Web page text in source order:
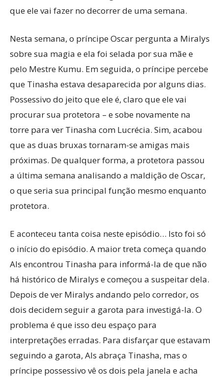
que ele vai fazer no decorrer de uma semana.
Nesta semana, o príncipe Oscar pergunta a Miralys
sobre sua magia e ela foi selada por sua mãe e
pelo Mestre Kumu. Em seguida, o príncipe percebe
que Tinasha estava desaparecida por alguns dias.
Possessivo do jeito que ele é, claro que ele vai
procurar sua protetora – e sobe novamente na
torre para ver Tinasha com Lucrécia. Sim, acabou
que as duas bruxas tornaram-se amigas mais
próximas. De qualquer forma, a protetora passou
a última semana analisando a maldição de Oscar,
o que seria sua principal função mesmo enquanto
protetora.
E aconteceu tanta coisa neste episódio… Isto foi só
o início do episódio. A maior treta começa quando
Als encontrou Tinasha para informá-la de que não
há histórico de Miralys e começou a suspeitar dela.
Depois de ver Miralys andando pelo corredor, os
dois decidem seguir a garota para investigá-la. O
problema é que isso deu espaço para
interpretações erradas. Para disfarçar que estavam
seguindo a garota, Als abraça Tinasha, mas o
príncipe possessivo vê os dois pela janela e acha